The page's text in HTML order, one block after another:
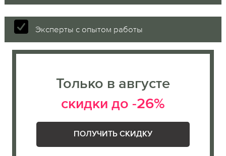
Эксперты с опытом работы
Только в августе
скидки до -26%
ПОЛУЧИТЬ СКИДКУ